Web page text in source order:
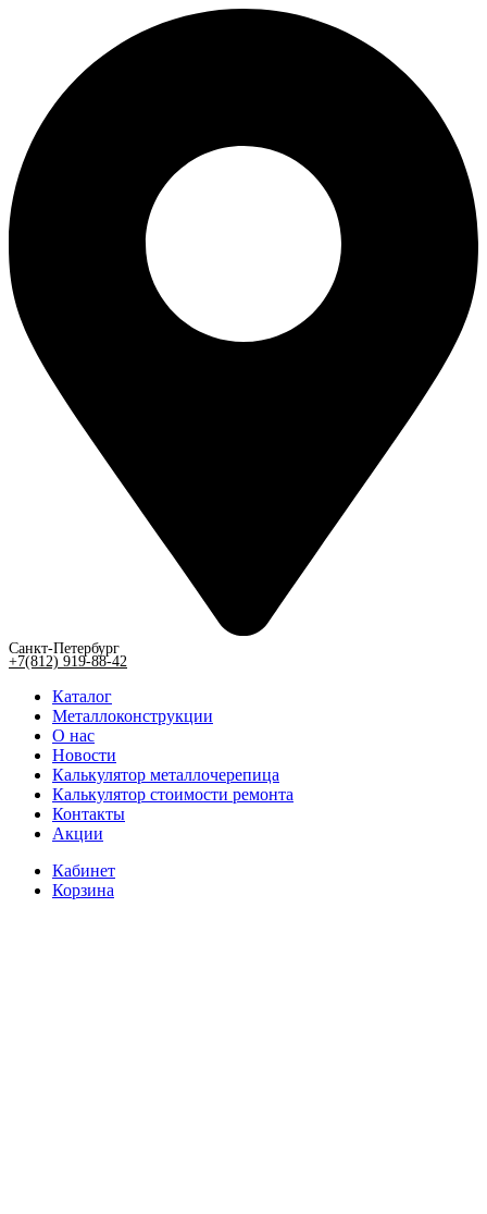
Санкт-Петербург
+7(812) 919-88-42
Каталог
Металлоконструкции
О нас
Новости
Калькулятор металлочерепица
Калькулятор стоимости ремонта
Контакты
Акции
Кабинет
Корзина